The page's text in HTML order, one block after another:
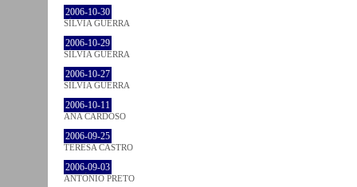
2006-10-30
SÍLVIA GUERRA
2006-10-29
SÍLVIA GUERRA
2006-10-27
SÍLVIA GUERRA
2006-10-11
ANA CARDOSO
2006-09-25
TERESA CASTRO
2006-09-03
ANTÓNIO PRETO